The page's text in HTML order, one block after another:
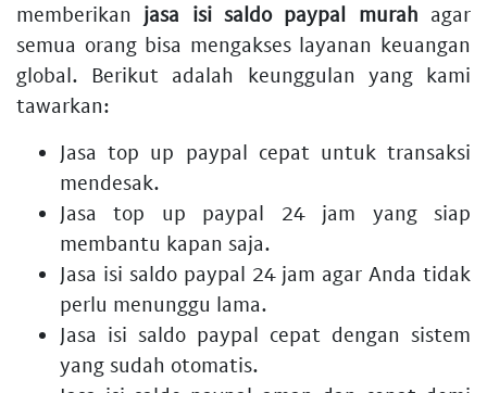
memberikan jasa isi saldo paypal murah agar
semua orang bisa mengakses layanan keuangan
global. Berikut adalah keunggulan yang kami
tawarkan:
Jasa top up paypal cepat untuk transaksi
mendesak.
Jasa top up paypal 24 jam yang siap
membantu kapan saja.
Jasa isi saldo paypal 24 jam agar Anda tidak
perlu menunggu lama.
Jasa isi saldo paypal cepat dengan sistem
yang sudah otomatis.